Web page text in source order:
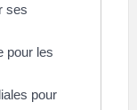
ses
pour les
pour